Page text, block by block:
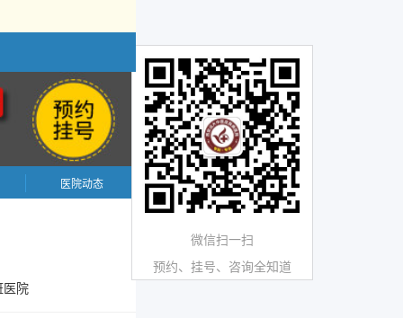
医院动态
医院
微信扫一扫
预约、挂号、咨询全知道